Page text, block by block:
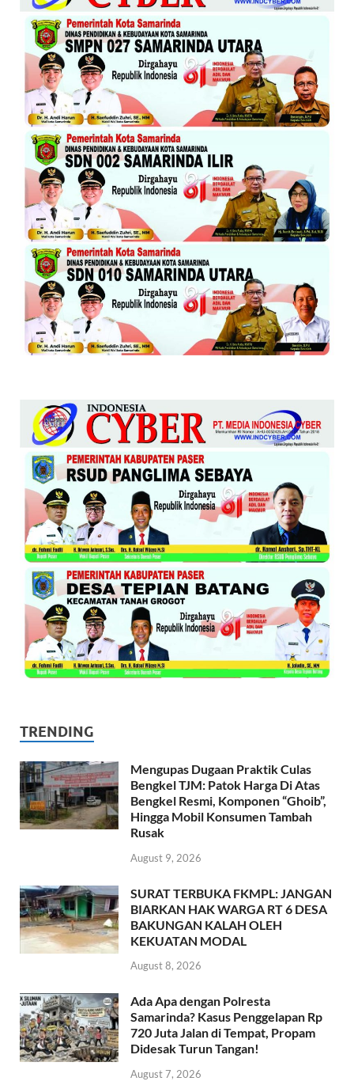
TRENDING
Mengupas Dugaan Praktik Culas
Bengkel TJM: Patok Harga Di Atas
Bengkel Resmi, Komponen “Ghoib”,
Hingga Mobil Konsumen Tambah
Rusak
August 9, 2026
SURAT TERBUKA FKMPL: JANGAN
BIARKAN HAK WARGA RT 6 DESA
BAKUNGAN KALAH OLEH
KEKUATAN MODAL
August 8, 2026
Ada Apa dengan Polresta
Samarinda? Kasus Penggelapan Rp
720 Juta Jalan di Tempat, Propam
Didesak Turun Tangan!
August 7, 2026